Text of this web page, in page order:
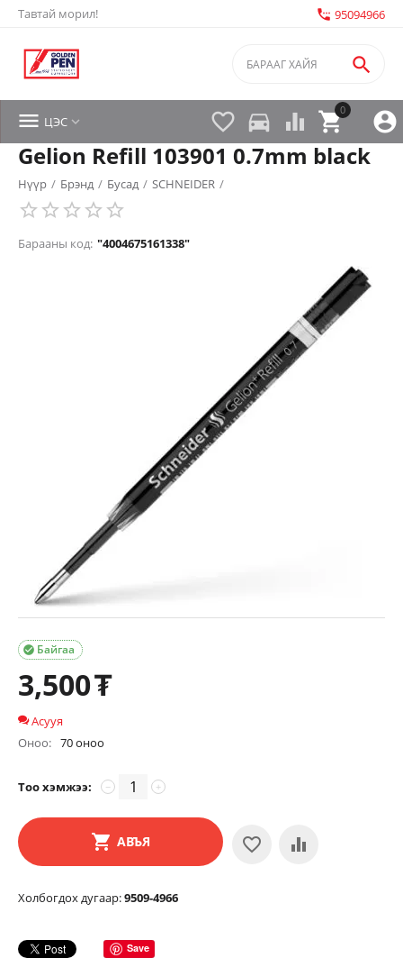
Тавтай морил! settings_phone 95094966


0

 directions_car 
 ЦЭС 
Gelion Refill 103901 0.7mm black
Нүүр / Брэнд / Бусад / SCHNEIDER /
Барааны код: "4004675161338"
Байгаа

3,500₮
Асууя
Оноо: 70 оноо
Тоо хэмжээ: +
−
АВЪЯ
Холбогдох дугаар:9509-4966
Save